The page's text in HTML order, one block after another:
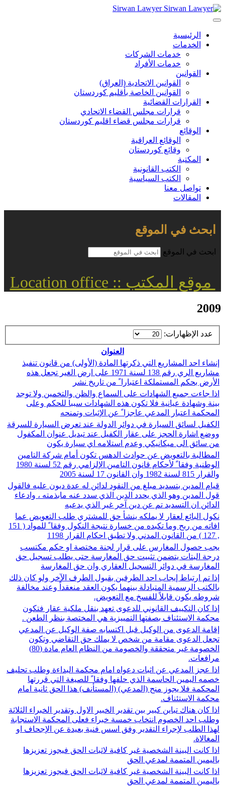
Sirwan Lawyer
الرئيسية
الخدمات
خدمات الشركات
خدمات الأفراد
القوانين
القوانين الاتحادية (العراق)
القوانين الخاصة بأقليم كوردستان
القرارات القضائية
قرارات مجلس القضاء الاتحادي
قرارات مجلس قضاء اقليم كوردستان
الوقائع
الوقائع العراقية
وقائع كوردستان
المكتبة
الكتب القانونية
الكتب السياسية
تواصل معنا
المقالات
ابحث في الموقع
ابحث في الموقع
موقع المكتب :: Location office
2009
عدد الإظهارات:
العنوان
إنشاء احد المشاريع التي ذكرتها المادة (الأولى) من قانون تنفيذ
مشاريع الري رقم 138 لسنة 1971 على ارض الغير تجعل هذه
الأرض بحكم المستملكة اعتبارا ً من تاريخ نشر
اذا جاءت جميع الشهادات على السماع والظن والتخمين ولا توجد
بينة وشهادة عيانية فلا تكون هذه الشهادات سببا للحكم وعلى
المحكمة اعتبار المدعي عاجزا ً عن الإثبات وتمنحه
الكفيل لسائق السيارة في دوائر الدولة عند تعرض السيارة للسرقة
ووضع اشارة الحجز على عقار الكفيل عند تبديل عنوان المكفول
من سائق الى ميكانيكي وعدم استلامه اي سيارة يكون
المطالبة بالتعويض عن حوادث الدهس تكون أمام شركة التامين
الوطنية وفقا ً لأحكام قانون التامين الإلزامي رقم 52 لسنة 1980
والقرار 815 لسنة 1982 وان القانون 17 لسنة 2005
قيام المدين بتسديد مبلغ من النقود لدائن له عدة ديون عليه فالقول
قول المدين وهو الذي يحدد الدين الذي سدد عنه مابذمته ، وادعاء
الدائن ان التسديد تم عن دين آخر غير الذي يدعيه
نكول البائع لعقار لا يملكه ينشأ حق للمشتري طلب التعويض عما
افاته من ربح وما تكبده من خسارة نتيجة النكول وفقا ً للمواد ( 151
, 127 ) من القانون المدني ولا تطبق احكام القرار 1198
يجب حصول المغارس على قرار لجنة مختصة او حكم مكتسب
درجة البتات يتضمن تثبيت حق المغارسة حتى يطلب تسجيل حق
المغارسة في دوائر التسجيل العقاري وان حق المغارسة
إذا تم ارتباط إيجاب احد الطرفين بقبول الطرف الآخر ولو كان ذلك
بالكتب الرسمية المتبادلة بينهما يكون العقد منعقداً وعند مخالفة
شروطه يكون قابلاً للفسخ مع التعويض.
إذا كان التكييف القانوني للدعوى تعهد بنقل ملكية عقار فتكون
محكمة الاستئناف بصفتها التمييزية هي المختصة بنظر الطعن .
إقامة الدعوى من الوكيل قبل اكتسابه صفة الوكيل عن المدعي
تجعل الدعوى مقامة من شخص لا يملك حق التقاضي وتكون
الخصومة غير متحققة والخصومة من النظام العام مادة (80)
مرافعات.
اذا عجز المدعي عن اثبات دعواه امام محكمة البداءة وطلب تحليف
خصمه اليمين الحاسمة الذي حلفها وفقا ً للصيغة التي قررتها
المحكمة فلا يجوز منح (المدعي) (المستأنف) هذا الحق ثانية امام
محكمة الاستئناف.
اذا كان هناك تباين كبير بين تقدير الخبير الاول وتقدير الخبراء الثلاثة
وطلب احد الخصوم انتخاب خمسة خبراء فعلى المحكمة الاستجابة
لهذا الطلب لإجراء التقدير وفق اسس فنية بعيدة عن الإجحاف او
المغالاة.
اذا كانت البينة الشخصية غير كافية لاثبات الحق فيجوز تعزيزها
باليمين المتممة لمدعي الحق
اذا كانت البينة الشخصية غير كافية لاثبات الحق فيجوز تعزيزها
باليمين المتممة لمدعي الحق